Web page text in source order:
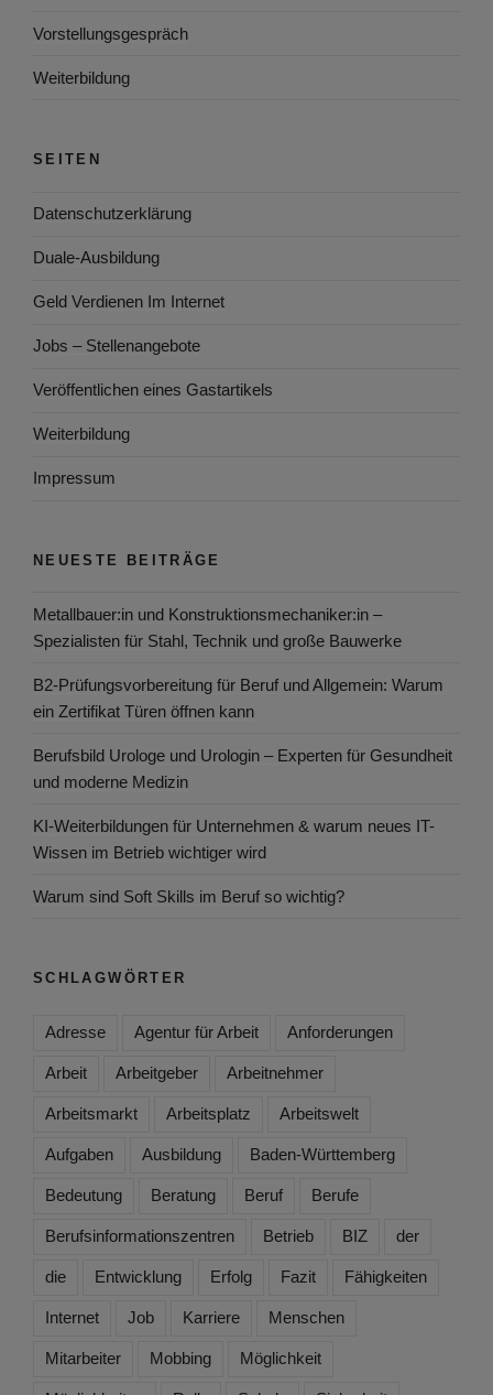
Vorstellungsgespräch
Weiterbildung
SEITEN
Datenschutzerklärung
Duale-Ausbildung
Geld Verdienen Im Internet
Jobs – Stellenangebote
Veröffentlichen eines Gastartikels
Weiterbildung
Impressum
NEUESTE BEITRÄGE
Metallbauer:in und Konstruktionsmechaniker:in –
Spezialisten für Stahl, Technik und große Bauwerke
B2-Prüfungsvorbereitung für Beruf und Allgemein: Warum
ein Zertifikat Türen öffnen kann
Berufsbild Urologe und Urologin – Experten für Gesundheit
und moderne Medizin
KI-Weiterbildungen für Unternehmen & warum neues IT-
Wissen im Betrieb wichtiger wird
Warum sind Soft Skills im Beruf so wichtig?
SCHLAGWÖRTER
Adresse Agentur für Arbeit Anforderungen
Arbeit Arbeitgeber Arbeitnehmer
Arbeitsmarkt Arbeitsplatz Arbeitswelt
Aufgaben Ausbildung Baden-Württemberg
Bedeutung Beratung Beruf Berufe
Berufsinformationszentren Betrieb BIZ der
die Entwicklung Erfolg Fazit Fähigkeiten
Internet Job Karriere Menschen
Mitarbeiter Mobbing Möglichkeit